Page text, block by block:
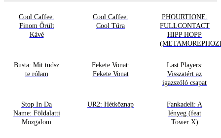
Cool Caffee:
Finom Őrült
Kávé
Cool Caffee:
Cool Túra
PHOURTIONE:
FULLCONTACT
HIPP HOPP
Busta: Mit tudsz
te rólam
Fekete Vonat:
Fekete Vonat
Last Players:
Visszatért az
igazszóló csapat
Stop In Da
Name: Földalatti
Mozgalom
UR2: Hétköznap
Fankadeli: A
lényeg (feat
Tower X)